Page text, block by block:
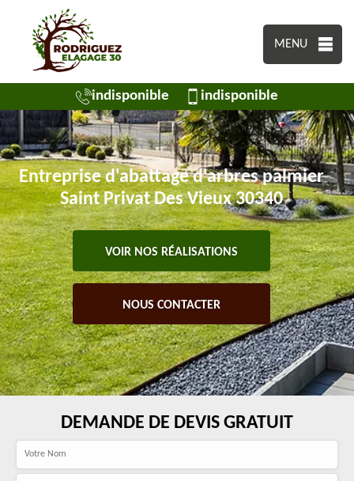
MENU
indisponible indisponible
Entreprise d'abattage d'arbres palmier
Saint Privat Des Vieux 30340
VOIR NOS RÉALISATIONS
NOUS CONTACTER
DEMANDE DE DEVIS GRATUIT